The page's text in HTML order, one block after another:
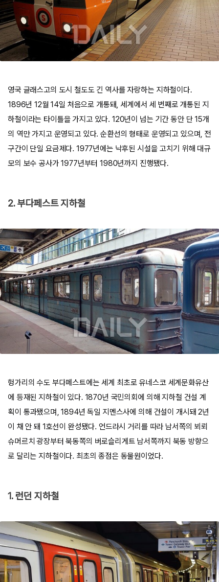
영국 글래스고의 도시 철도도 긴 역사를 자랑하는 지하철이다.
1896년 12월 14일 처음으로 개통돼, 세계에서 세 번째로 개통된 지
하철이라는 타이틀을 가지고 있다. 120년이 넘는 기간 동안 단 15개
의 역만 가지고 운영되고 있다. 순환선의 형태로 운영되고 있으며, 전
구간이 단일 요금제다. 1977년에는 낙후된 시설을 고치기 위해 대규
모의 보수 공사가 1977년부터 1980년까지 진행됐다.
2. 부다페스트 지하철
헝가리의 수도 부다페스트에는 세계 최초로 유네스코 세계문화유산
에 등재된 지하철이 있다. 1870년 국민의회에 의해 지하철 건설 계
획이 통과됐으며, 1894년 독일 지멘스사에 의해 건설이 개시돼 2년
이 채 안 돼 1호선이 완성됐다. 언드라시 거리를 따라 남서쪽의 뵈뢰
슈머르치 광장부터 북동쪽의 버로슬리게트 남서쪽까지 북동 방향으
로 달리는 지하철이다. 최초의 종점은 동물원이었다.
1. 런던 지하철